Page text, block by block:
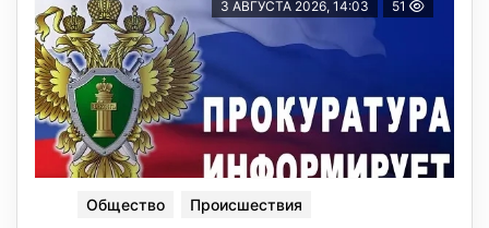
3 АВГУСТА 2026, 14:03 51
Общество Происшествия